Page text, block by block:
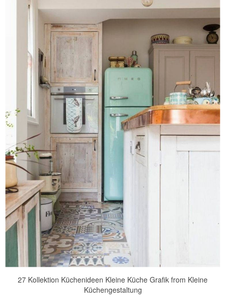
27 Kollektion Küchenideen Kleine Küche Grafik from Kleine
Küchengestaltung